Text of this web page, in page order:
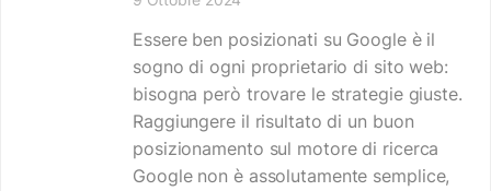
Essere ben posizionati su Google è il
sogno di ogni proprietario di sito web:
bisogna però trovare le strategie giuste.
Raggiungere il risultato di un buon
posizionamento sul motore di ricerca
Google non è assolutamente semplice,